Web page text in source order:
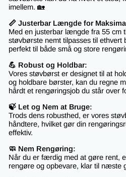
imellem. 🏡
📏 Justerbar Længde for
Med en justerbar længde fra 55 cm
støvbørste nemt tilpasses til ethvert
perfekt til både små og store
💪 Robust og Holdbar:
Vores støvbørst er designet til at
og holdbare børster, kan du regne
hårdt et rengøringsjob du står over
🍃 Let og Nem at Bruge:
Trods dens robusthed, er vores støv
håndtere, hvilket gør din
effektiv.
🧼 Nem Rengøring:
Når du er færdig med at gøre rent,
rengøre og opbevare, klar til næste